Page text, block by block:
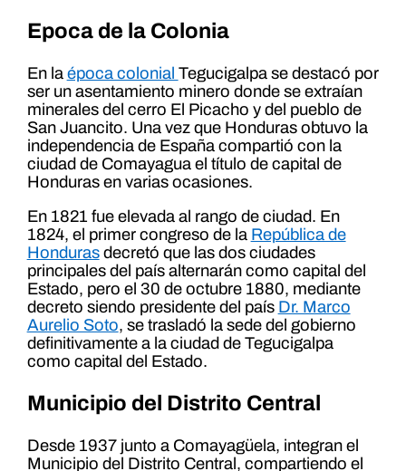
Epoca de la Colonia
En la época colonial Tegucigalpa se destacó por
ser un asentamiento minero donde se extraían
minerales del cerro El Picacho y del pueblo de
San Juancito. Una vez que Honduras obtuvo la
independencia de España compartió con la
ciudad de Comayagua el título de capital de
Honduras en varias ocasiones.
En 1821 fue elevada al rango de ciudad. En
1824, el primer congreso de la República de
Hondurasdecretó que las dos ciudades
principales del país alternarán como capital del
Estado, pero el 30 de octubre 1880, mediante
decreto siendo presidente del país Dr. Marco
Aurelio Soto, se trasladó la sede del gobierno
definitivamente a la ciudad de Tegucigalpa
como capital del Estado.
Municipio del Distrito Central
Desde 1937 junto a Comayagüela, integran el
Municipio del Distrito Central, compartiendo el